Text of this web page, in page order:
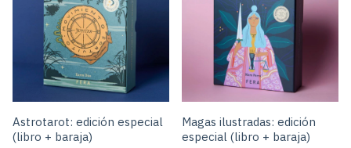
Astrotarot: edición especial
(libro + baraja)
Magas ilustradas: edición
especial (libro + baraja)